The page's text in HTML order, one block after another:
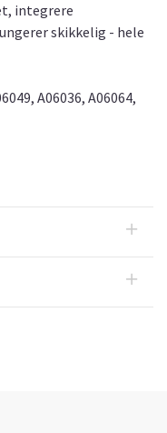
integrere
skikkelig - hele
A06036, A06064,